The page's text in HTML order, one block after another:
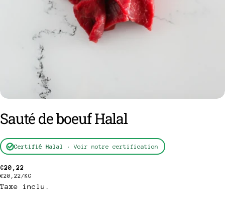
Sauté de boeuf Halal
Certifié Halal · Voir notre certification
Prix
habituel
€20,22
PRIX
UNITAIRE
€20,22/PAR
KG
Taxe inclu.
Votre
email